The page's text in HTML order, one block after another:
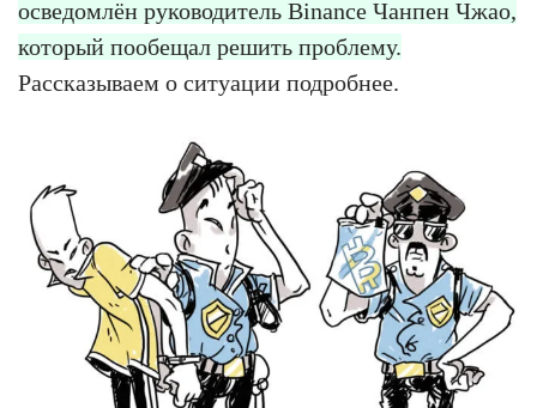
осведомлён руководитель Binance Чанпен Чжао,
который пообещал решить проблему.
Рассказываем о ситуации подробнее.